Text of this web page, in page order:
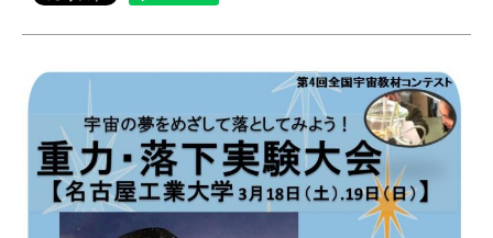
受験生 在学生
卒業生
企業・研究者
地域・一般
寄附のお願い
アクセス
キャンパスマップ English